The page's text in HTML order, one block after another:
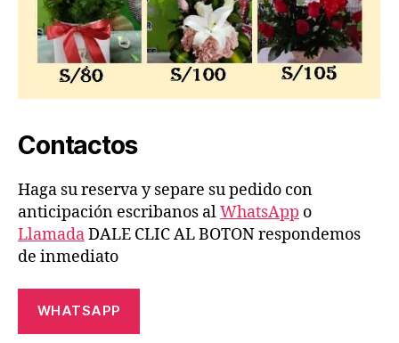
Contactos
Haga su reserva y separe su pedido con
anticipación escribanos alWhatsApp o
LlamadaDALE CLIC AL BOTON respondemos
de inmediato
WHATSAPP